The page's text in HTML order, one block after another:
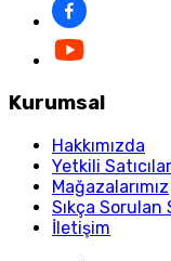
Kurumsal
Hakkımızda
Yetkili Satıcılar
Mağazalarımız
Sıkça Sorulan
İletişim